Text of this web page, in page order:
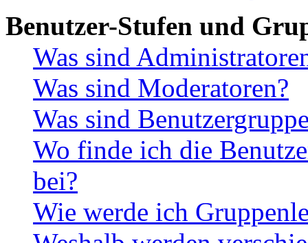
Benutzer-Stufen und
Was sind
Was sind Moderatoren?
Was sind
Wo finde ich die
bei?
Wie werde ich